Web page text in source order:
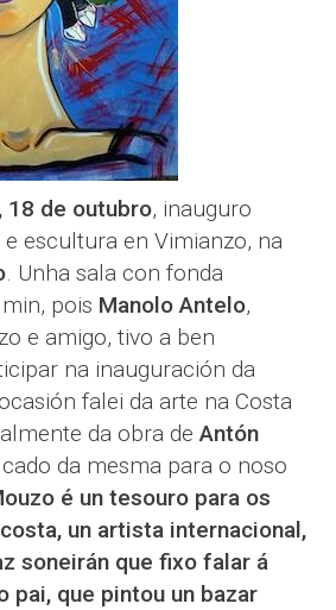
18 de outubro, inauguro
escultura en Vimianzo, na
. Unha sala con fonda
pois Manolo Antelo,
e amigo, tivo a ben
na inauguración da
falei da arte na Costa
da obra deAntón
da mesma para o noso
é un tesouro para os
un artista internacional,
soneirán que fixo falar á
pai, que pintou un bazar